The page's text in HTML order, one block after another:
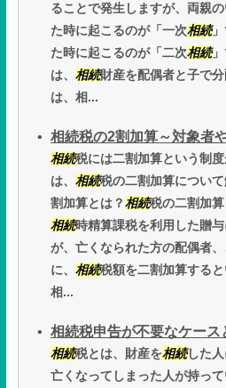
ることで発生しますが、両親
た時に起こるのが「一次相続
た時に起こるのが「二次相続
は、 相続財産を配偶者と子で
は、相...
相続税の2割加算～対象者
相続税には二割加算という制
は、 相続税の二割加算につい
割加算とは？相続税の二割加算
相続時精算課税を利用した贈
が、亡くなられた方の配偶者
に、 相続税額を二割加算する
相...
相続税申告が不要なケース
相続税とは、財産を相続した人
亡くなってしまった人が持っ